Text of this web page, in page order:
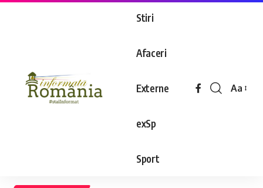
Stiri
Afaceri
Externe
exSp
Sport
Aa